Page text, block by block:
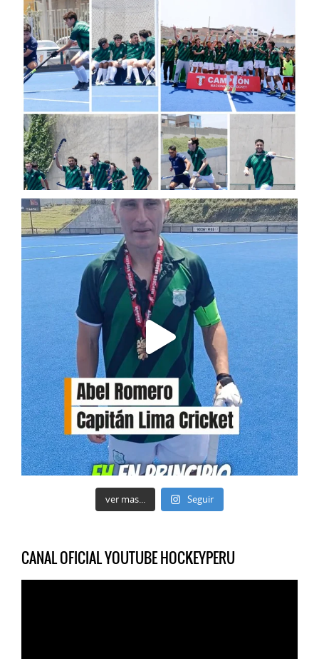
ver mas... Seguir
CANAL OFICIAL YOUTUBE HOCKEYPERU